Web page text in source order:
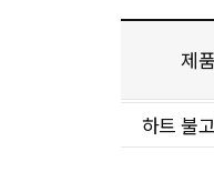
제
하트 불